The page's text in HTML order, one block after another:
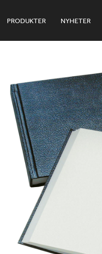
PRODUKTER NYHETER